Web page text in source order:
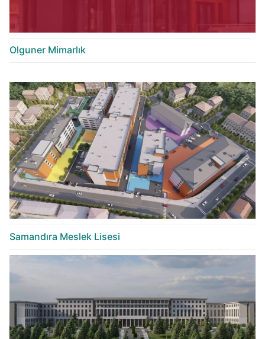
Olguner Mimarlık
Samandıra Meslek Lisesi